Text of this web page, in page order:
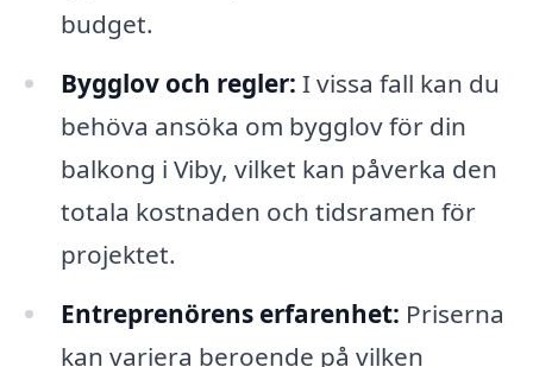
budget.
Bygglov och regler: I vissa fall kan du
behöva ansöka om bygglov för din
balkong i Viby, vilket kan påverka den
totala kostnaden och tidsramen för
projektet.
Entreprenörens erfarenhet: Priserna
kan variera beroende på vilken